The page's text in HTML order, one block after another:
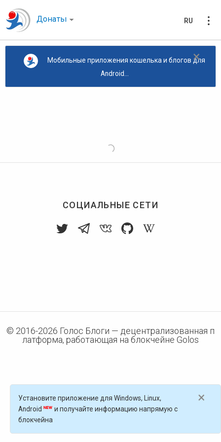
Донаты RU
×
Мобильные приложения кошелька и блогов для
Android...
СОЦИАЛЬНЫЕ СЕТИ
© 2016-2026 Голос Блоги — децентрализованная п
латформа, работающая на блокчейне Golos
×
Установите приложение для Windows, Linux,
Android
и получайте информацию напрямую с
блокчейна